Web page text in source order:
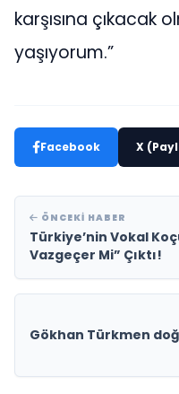
karşısına çıkacak
yaşıyorum.”
Facebook X
ÖNCEKI HABER
Türkiye’nin Vokal
Vazgeçer Mi” Çıktı!
Gökhan Türkmen